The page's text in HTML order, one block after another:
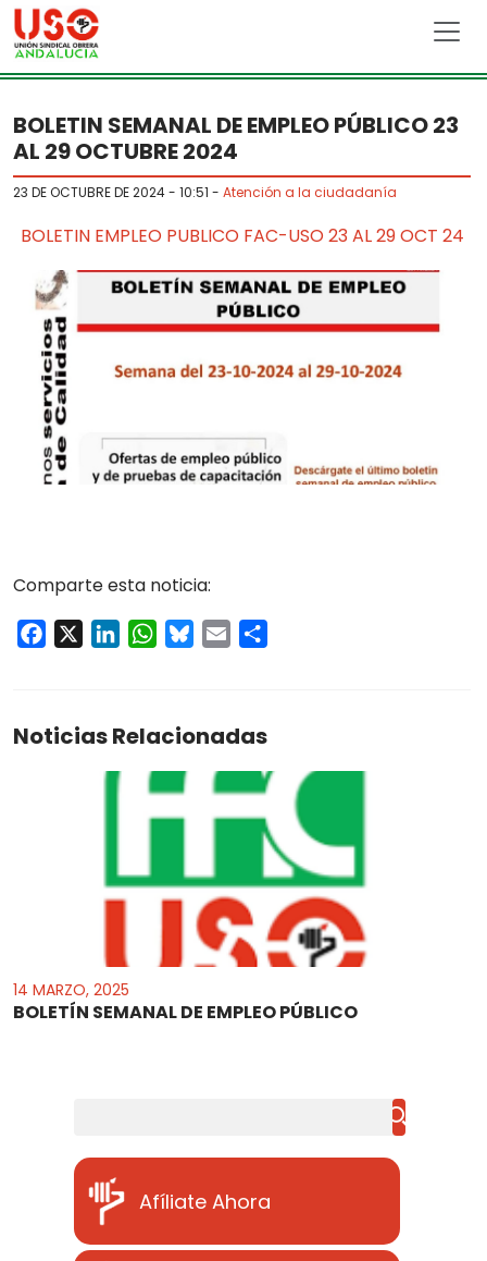
Skip to main content
BOLETIN SEMANAL DE EMPLEO PÚBLICO 23
AL 29 OCTUBRE 2024
23 DE OCTUBRE DE 2024 - 10:51 - Atención a la ciudadanía
BOLETIN EMPLEO PUBLICO FAC-USO 23 AL 29 OCT 24
Comparte esta noticia:
Facebook LinkedInWhatsApp
Bluesky
Email
Noticias Relacionadas
14 MARZO, 2025
BOLETÍN SEMANAL DE EMPLEO PÚBLICO
Afíliate Ahora